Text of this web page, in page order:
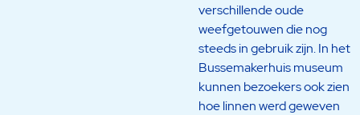
verschillende oude
weefgetouwen die nog
steeds in gebruik zijn. In het
Bussemakerhuis museum
kunnen bezoekers ook zien
hoe linnen werd geweven